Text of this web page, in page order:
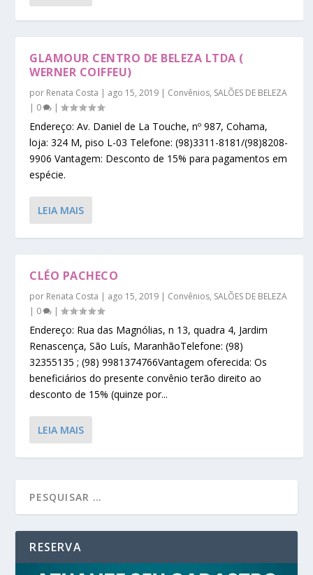
GLAMOUR CENTRO DE BELEZA LTDA (
WERNER COIFFEU)
por Renata Costa | ago 15, 2019 | Convênios, SALÕES DE BELEZA
| 0 |
Endereço: Av. Daniel de La Touche, nº 987, Cohama,
loja: 324 M, piso L-03 Telefone: (98)3311-8181/(98)8208-
9906 Vantagem: Desconto de 15% para pagamentos em
espécie.
LEIA MAIS
CLÉO PACHECO
por Renata Costa | ago 15, 2019 | Convênios, SALÕES DE BELEZA
| 0 |
Endereço: Rua das Magnólias, n 13, quadra 4, Jardim
Renascença, São Luís, MaranhãoTelefone: (98)
32355135 ; (98) 9981374766Vantagem oferecida: Os
beneficiários do presente convênio terão direito ao
desconto de 15% (quinze por...
LEIA MAIS
RESERVA